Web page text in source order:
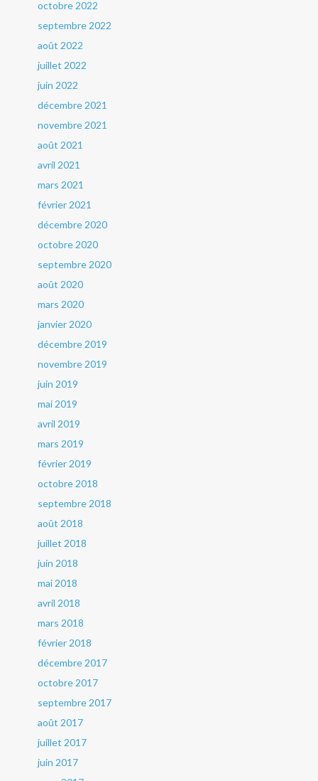
octobre 2022
septembre 2022
août 2022
juillet 2022
juin 2022
décembre 2021
novembre 2021
août 2021
avril 2021
mars 2021
février 2021
décembre 2020
octobre 2020
septembre 2020
août 2020
mars 2020
janvier 2020
décembre 2019
novembre 2019
juin 2019
mai 2019
avril 2019
mars 2019
février 2019
octobre 2018
septembre 2018
août 2018
juillet 2018
juin 2018
mai 2018
avril 2018
mars 2018
février 2018
décembre 2017
octobre 2017
septembre 2017
août 2017
juillet 2017
juin 2017